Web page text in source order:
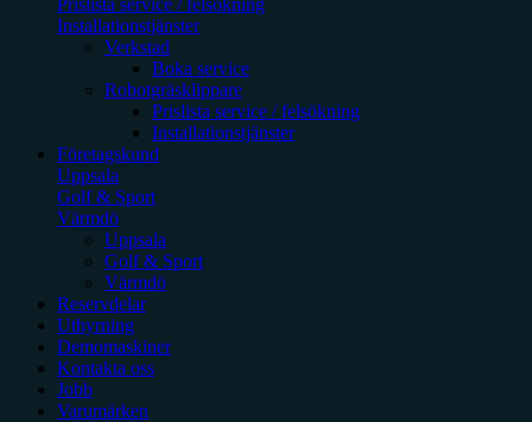
Prislista service / felsökning
Installationstjänster
Verkstad
Boka service
Robotgräsklippare
Prislista service / felsökning
Installationstjänster
Företagskund
Uppsala
Golf & Sport
Värmdö
Uppsala
Golf & Sport
Värmdö
Reservdelar
Uthyrning
Demomaskiner
Kontakta oss
Jobb
Varumärken